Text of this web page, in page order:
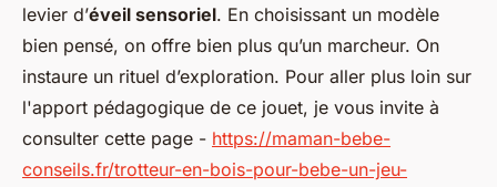
levier d’éveil sensoriel. En choisissant un modèle
bien pensé, on offre bien plus qu’un marcheur. On
instaure un rituel d’exploration. Pour aller plus loin sur
l'apport pédagogique de ce jouet, je vous invite à
consulter cette page - https://maman-bebe-
conseils.fr/trotteur-en-bois-pour-bebe-un-jeu-